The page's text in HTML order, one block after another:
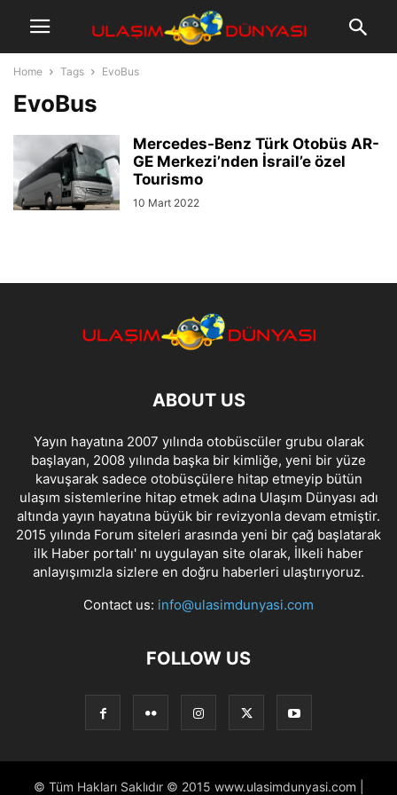
Home Tags EvoBus
EvoBus
Mercedes-Benz Türk Otobüs AR-
GE Merkezi’nden İsrail’e özel
Tourismo
10 Mart 2022
ABOUT US
Yayın hayatına 2007 yılında otobüscüler grubu olarak
başlayan, 2008 yılında başka bir kimliğe, yeni bir yüze
kavuşarak sadece otobüsçülere hitap etmeyip bütün
ulaşım sistemlerine hitap etmek adına Ulaşım Dünyası adı
altında yayın hayatına büyük bir revizyonla devam etmiştir.
2015 yılında Forum siteleri arasında yeni bir çağ başlatarak
ilk Haber portalı' nı uygulayan site olarak, İlkeli haber
anlayışımızla sizlere en doğru haberleri ulaştırıyoruz.
Contact us: info@ulasimdunyasi.com
FOLLOW US
© Tüm Hakları Saklıdır © 2015 www.ulasimdunyasi.com |